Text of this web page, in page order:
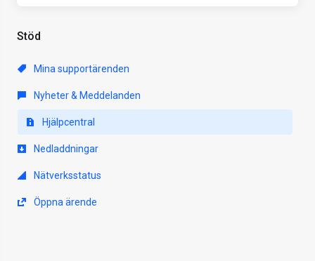
Stöd
Mina supportärenden
Nyheter & Meddelanden
Hjälpcentral
Nedladdningar
Nätverksstatus
Öppna ärende